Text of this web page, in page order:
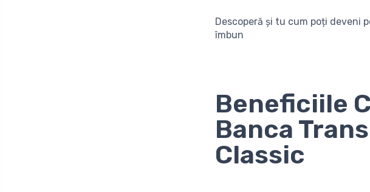
Descoperă și tu cum poți deveni
îmbun
Beneficiile
Banca
Classic